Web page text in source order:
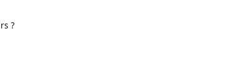
?